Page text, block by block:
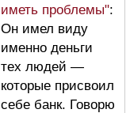
иметь проблемы":
Он имел виду
именно деньги
тех людей —
которые присвоил
себе банк. Говорю